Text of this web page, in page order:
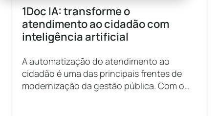
1Doc IA: transforme o
atendimento ao cidadão com
inteligência artificial
A automatização do atendimento ao
cidadão é uma das principais frentes de
modernização da gestão pública. Com o